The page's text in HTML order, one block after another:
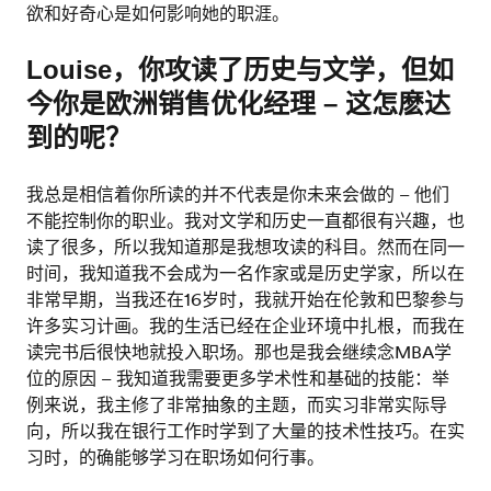
欲和好奇心是如何影响她的职涯。
Louise，你攻读了历史与文学，但如
今你是欧洲销售优化经理 – 这怎麽达
到的呢？
我总是相信着你所读的并不代表是你未来会做的 – 他们
不能控制你的职业。我对文学和历史一直都很有兴趣，也
读了很多，所以我知道那是我想攻读的科目。然而在同一
时间，我知道我不会成为一名作家或是历史学家，所以在
非常早期，当我还在16岁时，我就开始在伦敦和巴黎参与
许多实习计画。我的生活已经在企业环境中扎根，而我在
读完书后很快地就投入职场。那也是我会继续念MBA学
位的原因 – 我知道我需要更多学术性和基础的技能：举
例来说，我主修了非常抽象的主题，而实习非常实际导
向，所以我在银行工作时学到了大量的技术性技巧。在实
习时，的确能够学习在职场如何行事。